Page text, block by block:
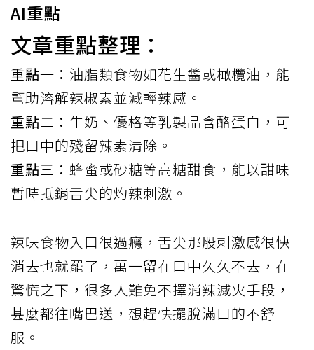
AI重點
文章重點整理：
重點一： 油脂類食物如花生醬或橄欖油，能
幫助溶解辣椒素並減輕辣感。
重點二： 牛奶、優格等乳製品含酪蛋白，可
把口中的殘留辣素清除。
重點三： 蜂蜜或砂糖等高糖甜食，能以甜味
暫時抵銷舌尖的灼辣刺激。
辣味食物入口很過癮，舌尖那股刺激感很快
消去也就罷了，萬一留在口中久久不去，在
驚慌之下，很多人難免不擇消辣滅火手段，
甚麼都往嘴巴送，想趕快擺脫滿口的不舒
服。